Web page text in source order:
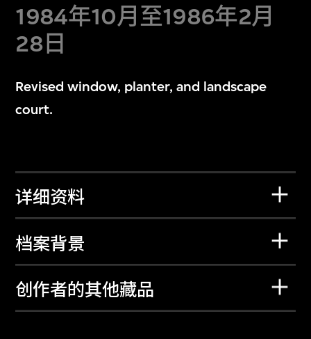
1984年10月至1986年2月
28日
Revised window, planter, and landscape
court.
详细资料
档案背景
创作者的其他藏品